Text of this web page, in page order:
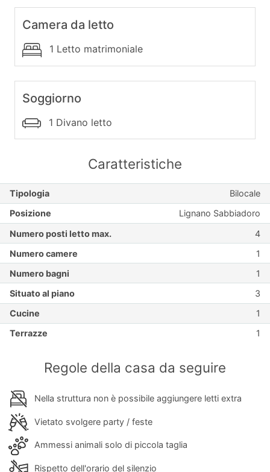
Camera da letto
1 Letto matrimoniale
Soggiorno
1 Divano letto
Caratteristiche
Tipologia
Bilocale
Posizione
Lignano Sabbiadoro
Numero posti letto max.
4
Numero camere
1
Numero bagni
1
Situato al piano
3
Cucine
1
Terrazze
1
Regole della casa da seguire
Nella struttura non è possibile aggiungere letti extra
Vietato svolgere party / feste
Ammessi animali solo di piccola taglia
Rispetto dell'orario del silenzio